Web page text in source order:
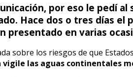
por eso le pedí
Hace dos o tres días
presentado en varias
sobre los riesgos de que
vigile las aguas continentales